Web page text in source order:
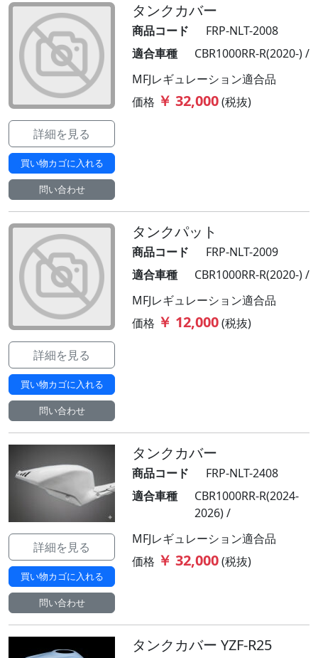
詳細を見る
買い物カゴに入れる
問い合わせ
タンクカバー
商品コード
FRP-NLT-2008
適合車種
CBR1000RR-R(2020-) /
MFJレギュレーション適合品
価格 ￥ 32,000(税抜)
詳細を見る
買い物カゴに入れる
問い合わせ
タンクパット
商品コード
FRP-NLT-2009
適合車種
CBR1000RR-R(2020-) /
MFJレギュレーション適合品
価格 ￥ 12,000(税抜)
詳細を見る
買い物カゴに入れる
問い合わせ
タンクカバー
商品コード
FRP-NLT-2408
適合車種
CBR1000RR-R(2024-
2026) /
MFJレギュレーション適合品
価格 ￥ 32,000(税抜)
タンクカバー YZF-R25